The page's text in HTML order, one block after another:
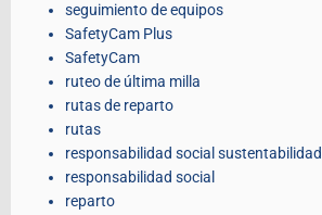
seguimiento de equipos
SafetyCam Plus
SafetyCam
ruteo de última milla
rutas de reparto
rutas
responsabilidad social sustentabilidad
responsabilidad social
reparto